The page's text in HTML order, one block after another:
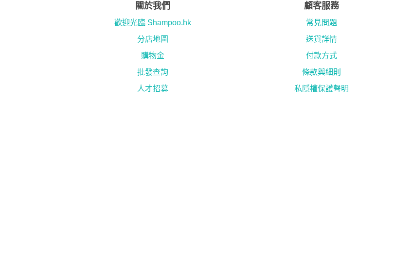
關於我們
歡迎光臨 Shampoo.hk
分店地圖
購物金
批發查詢
人才招募
顧客服務
常見問題
送貨詳情
付款方式
條款與細則
私隱權保護聲明